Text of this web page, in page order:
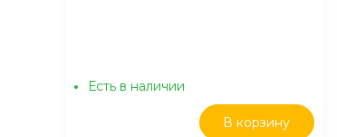
Есть в наличии
В корзину